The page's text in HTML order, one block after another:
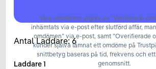
Våra omdömen utgörs av ”Verifierade
inhämtats via e-post efter slutförd affär,
omdömen” via e-post, samt ”Overifierade
kunder själva lämnat ett omdöme på
snittbetyg baseras på tid, frekvens och
genomsnitt.
Antal Laddare:6
Laddare1